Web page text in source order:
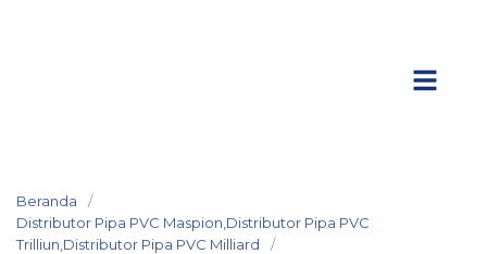
Beranda
Distributor Pipa PVC Maspion,Distributor Pipa PVC
Trilliun,Distributor Pipa PVC Milliard